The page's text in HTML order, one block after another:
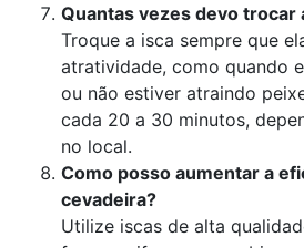
Quantas vezes devo trocar
Troque a isca sempre que
atratividade, como quando
ou não estiver atraindo
cada 20 a 30 minutos,
no local.
Como posso aumentar a
cevadeira?
Utilize iscas de alta